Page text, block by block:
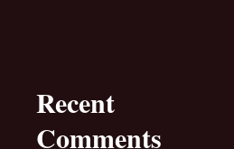
Recent
Comments